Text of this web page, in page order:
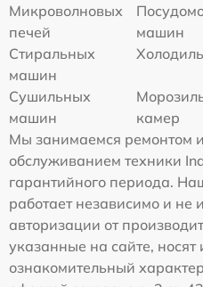
Микроволновых
печей
машин
Стиральных
машин
Сушильных
машин
камер
Мы занимаемся ремонтом
обслуживанием техники
гарантийного периода.
работает независимо и не
авторизации от
указанные на сайте, носят
ознакомительный